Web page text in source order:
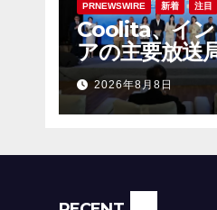
PRNEWSWIRE 新着 注目
Coolita、イ
アの主要放送
初のFASTメ
合を設立
2026年8月8日